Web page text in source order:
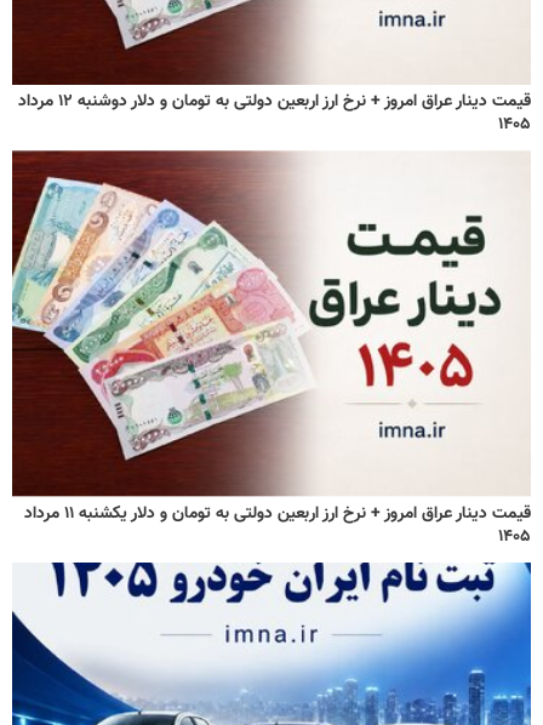
قیمت دینار عراق امروز + نرخ ارز اربعین دولتی به تومان و دلار دوشنبه ۱۲ مرداد
۱۴۰۵
قیمت دینار عراق امروز + نرخ ارز اربعین دولتی به تومان و دلار یکشنبه ۱۱ مرداد
۱۴۰۵